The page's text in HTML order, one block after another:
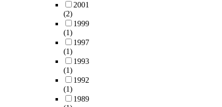
2001
(2)
1999
(1)
1997
(1)
1993
(1)
1992
(1)
1989